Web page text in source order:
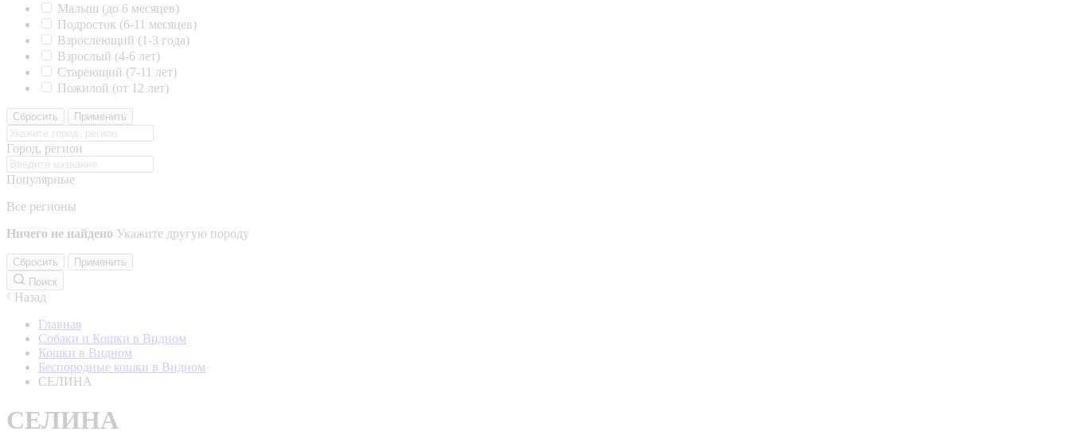
Малыш (до 6 месяцев)
Подросток (6-11 месяцев)
Взрослеющий (1-3 года)
Взрослый (4-6 лет)
Стареющий (7-11 лет)
Пожилой (от 12 лет)
Сбросить Применить
Город, регион
Популярные
Все регионы
Ничего не найдено Укажите другую породу
Сбросить
Применить
Поиск
Назад
Главная
Собаки и Кошки в Видном
Кошки в Видном
Беспородные кошки в Видном
СЕЛИНА
СЕЛИНА